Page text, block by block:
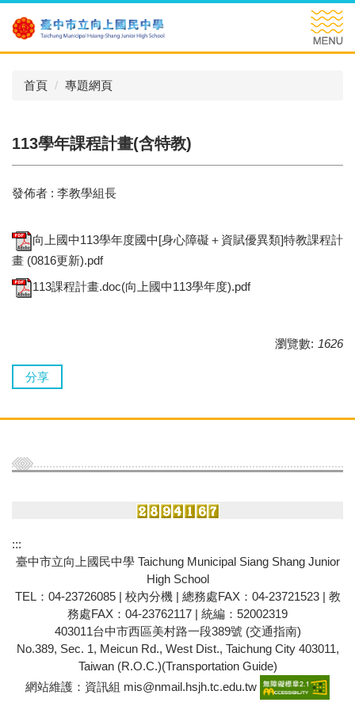
到
首頁 專題網頁
113學年課程計畫(含特教)
發佈者 : 李教學組長
向上國中113學年度國中[身心障礙＋資賦優異類]特教課程計
畫 (0816更新).pdf
113課程計畫.doc(向上國中113學年度).pdf
瀏覽數: 1626
分享
:::
臺中市立向上國民中學 Taichung Municipal Siang Shang Junior
High School
TEL：04-23726085 | 校內分機| 總務處FAX：04-23721523 | 教
務處FAX：04-23762117 | 統編：52002319
403011台中市西區美村路一段389號 (交通指南)
No.389, Sec. 1, Meicun Rd., West Dist., Taichung City 403011,
Taiwan (R.O.C.)(Transportation Guide)
網站維護：資訊組 mis@nmail.hsjh.tc.edu.tw